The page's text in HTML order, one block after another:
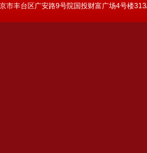
市丰台区广安路9号院国投财富广场4号楼